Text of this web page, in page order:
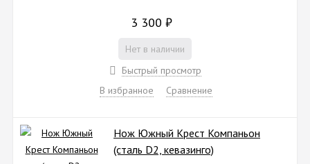
3 300 ₽
Нет в наличии
Быстрый просмотр
В избранное
Сравнение
Нож Южный Крест Компаньон
(сталь D2, кевазинго)